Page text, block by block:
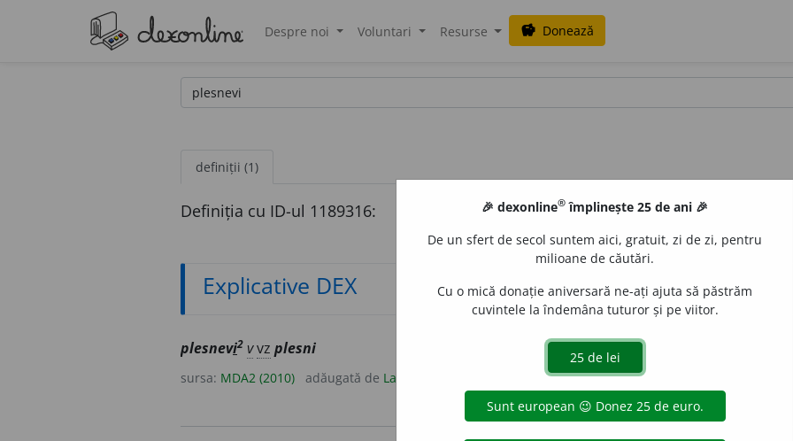
Despre noi Voluntari Resurse savings Donează
definiții (1)
Definiția cu ID-ul 1189316:
Explicative DEX
plesnevi2 vvz plesni
sursa: MDA2 (2010) adăugată de LauraGellner
🎉 dexonline® împlinește 25 de ani 🎉
De un sfert de secol suntem aici, gratuit, zi de zi, pentru
milioane de căutări.
Cu o mică donație aniversară ne-ați ajuta să păstrăm
cuvintele la îndemâna tuturor și pe viitor.